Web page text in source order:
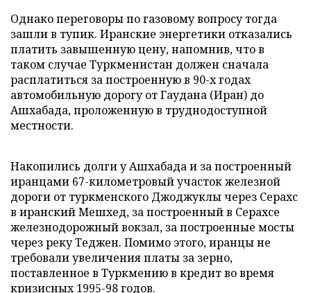
Однако переговоры по газовому вопросу тогда
зашли в тупик. Иранские энергетики отказались
платить завышенную цену, напомнив, что в
таком случае Туркменистан должен сначала
расплатиться за построенную в 90-х годах
автомобильную дорогу от Гаудана (Иран) до
Ашхабада, проложенную в труднодоступной
местности.
Накопились долги у Ашхабада и за построенный
иранцами 67-километровый участок железной
дороги от туркменского Джоджуклы через Серахс
в иранский Мешхед, за построенный в Серахсе
железнодорожный вокзал, за построенные мосты
через реку Теджен. Помимо этого, иранцы не
требовали увеличения платы за зерно,
поставленное в Туркмению в кредит во время
кризисных 1995-98 годов.